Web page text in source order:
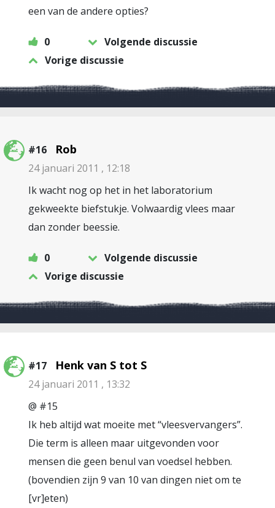
een van de andere opties?
0
Volgende discussie
Vorige discussie
#16 Rob
24 januari 2011 , 12:18
Ik wacht nog op het in het laboratorium
gekweekte biefstukje. Volwaardig vlees maar
dan zonder beessie.
0
Volgende discussie
Vorige discussie
#17 Henk van S tot S
24 januari 2011 , 13:32
@ #15
Ik heb altijd wat moeite met “vleesvervangers”.
Die term is alleen maar uitgevonden voor
mensen die geen benul van voedsel hebben.
(bovendien zijn 9 van 10 van dingen niet om te
[vr]eten)